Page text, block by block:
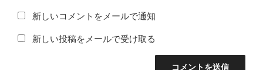
新しいコメントをメールで通知
新しい投稿をメールで受け取る